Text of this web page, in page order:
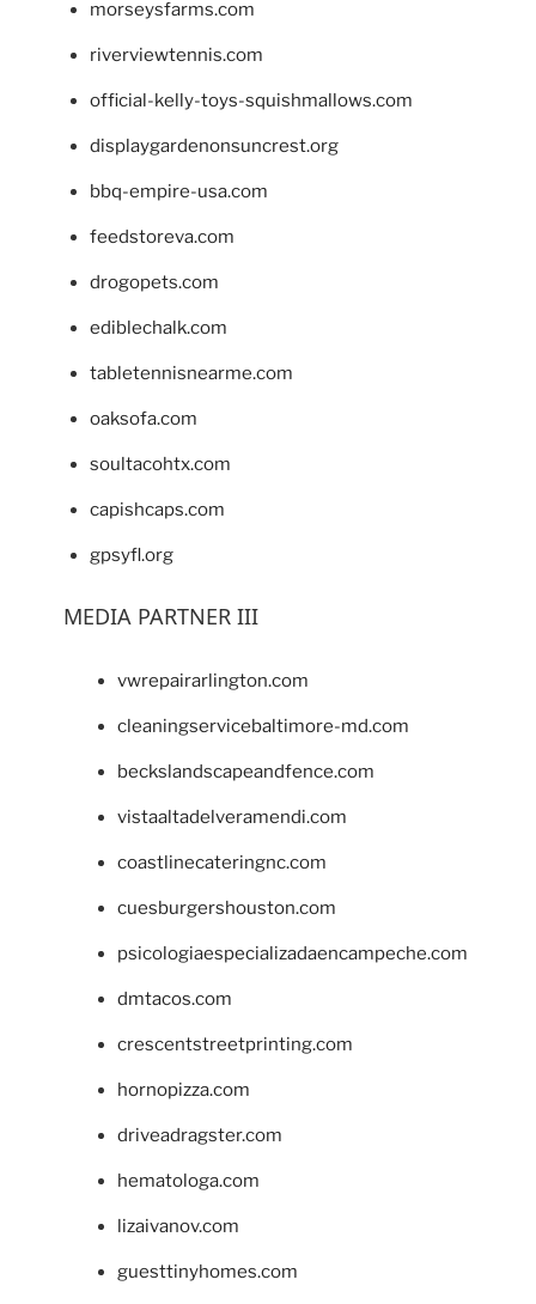
morseysfarms.com
riverviewtennis.com
official-kelly-toys-squishmallows.com
displaygardenonsuncrest.org
bbq-empire-usa.com
feedstoreva.com
drogopets.com
ediblechalk.com
tabletennisnearme.com
oaksofa.com
soultacohtx.com
capishcaps.com
gpsyfl.org
MEDIA PARTNER III
vwrepairarlington.com
cleaningservicebaltimore-md.com
beckslandscapeandfence.com
vistaaltadelveramendi.com
coastlinecateringnc.com
cuesburgershouston.com
psicologiaespecializadaencampeche.com
dmtacos.com
crescentstreetprinting.com
hornopizza.com
driveadragster.com
hematologa.com
lizaivanov.com
guesttinyhomes.com